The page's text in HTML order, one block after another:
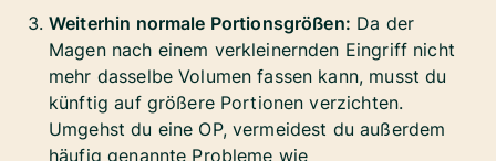
Weiterhin normale Portionsgrößen: Da der
Magen nach einem verkleinernden Eingriff nicht
mehr dasselbe Volumen fassen kann, musst du
künftig auf größere Portionen verzichten.
Umgehst du eine OP, vermeidest du außerdem
häufig genannte Probleme wie